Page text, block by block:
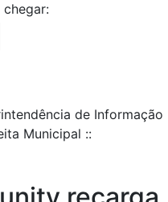
chegar:
de Informação
Municipal ::